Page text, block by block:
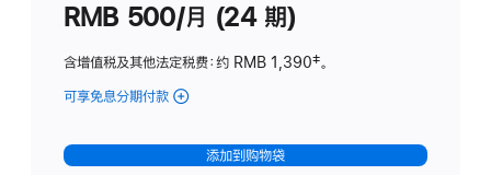
RMB 500/月 (24 期)
含增值税及其他法定税费：约 RMB 1,390脚
‡。
可享免息分期付款 (Studio
-
标
添加到购物袋